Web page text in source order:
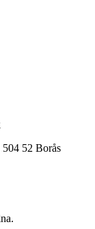
504 52 Borås